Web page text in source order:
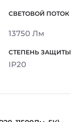
13750 Лм
IP20